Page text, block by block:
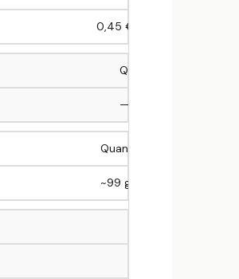
0,45 €/repas
Quantités gaspillées
—
Quantités gaspillées —
~99 g/repas (2024, vs